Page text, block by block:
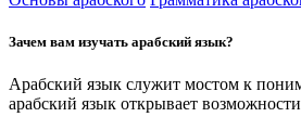
Зачем вам изучать арабский язык?
Арабский язык служит мостом к
арабский язык открывает